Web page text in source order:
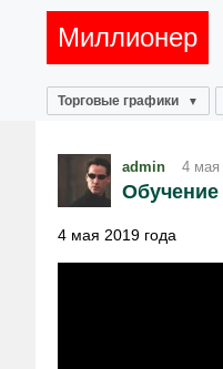
Миллионер
Торговые графики
admin 4 мая
Обучение
4 мая 2019 года